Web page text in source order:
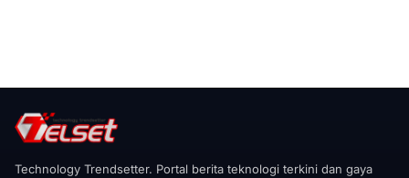
Technology Trendsetter. Portal berita teknologi terkini dan gaya